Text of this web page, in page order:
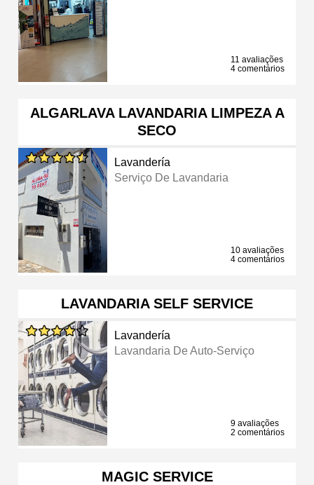
11 avaliações
4 comentários
ALGARLAVA LAVANDARIA LIMPEZA A
SECO
Lavandería
Serviço De Lavandaria
10 avaliações
4 comentários
LAVANDARIA SELF SERVICE
Lavandería
Lavandaria De Auto-Serviço
9 avaliações
2 comentários
MAGIC SERVICE